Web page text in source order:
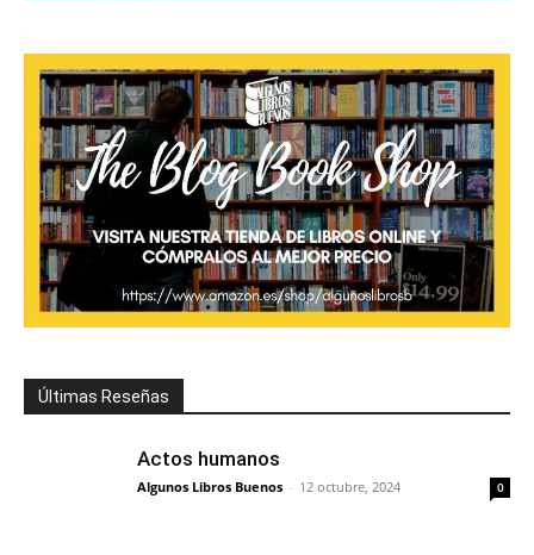
Últimas Reseñas
Actos humanos
Algunos Libros Buenos - 12 octubre, 2024 0